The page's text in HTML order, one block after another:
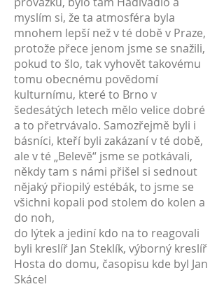
myslím si, že ta atmosféra byla
mnohem lepší než v té době v Praze,
protože přece jenom jsme se snažili,
pokud to šlo, tak vyhovět takovému
tomu obecnému povědomí
kulturnímu, které to Brno v
šedesátých letech mělo velice dobré
a to přetrvávalo. Samozřejmě byli i
básníci, kteří byli zakázaní v té době,
ale v té „Belevě“ jsme se potkávali,
někdy tam s námi přišel si sednout
nějaký přiopilý estébák, to jsme se
všichni kopali pod stolem do kolen a
do noh,
do lýtek a jediní kdo na to reagovali
byli kreslíř Jan Steklík, výborný kreslíř
Hosta do domu, časopisu kde byl Jan
Skácel